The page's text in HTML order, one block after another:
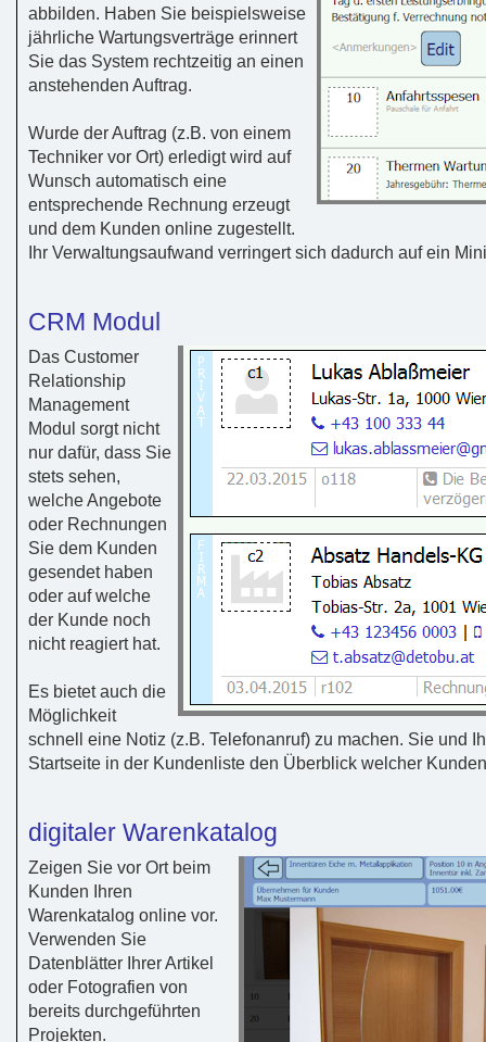
abbilden. Haben Sie beispielsweise
jährliche Wartungsverträge erinnert
Sie das System rechtzeitig an einen
anstehenden Auftrag.
Wurde der Auftrag (z.B. von einem
Techniker vor Ort) erledigt wird auf
Wunsch automatisch eine
entsprechende Rechnung erzeugt
und dem Kunden online zugestellt.
Ihr Verwaltungsaufwand verringert sich dadurch auf ein
CRM Modul
Das Customer
Relationship
Management
Modul sorgt nicht
nur dafür, dass Sie
stets sehen,
welche Angebote
oder Rechnungen
Sie dem Kunden
gesendet haben
oder auf welche
der Kunde noch
nicht reagiert hat.
Es bietet auch die
Möglichkeit
schnell eine Notiz (z.B. Telefonanruf) zu machen. Sie und
Startseite in der Kundenliste den Überblick welcher
digitaler Warenkatalog
Zeigen Sie vor Ort beim
Kunden Ihren
Warenkatalog online vor.
Verwenden Sie
Datenblätter Ihrer Artikel
oder Fotografien von
bereits durchgeführten
Projekten.